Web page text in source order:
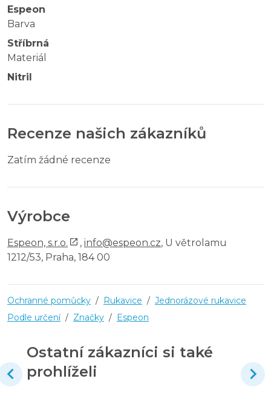
Espeon
Barva
Stříbrná
Materiál
Nitril
Recenze našich zákazníků
Zatím žádné recenze
Výrobce
Espeon, s.r.o. , info@espeon.cz, U větrolamu
1212/53, Praha, 184 00
Ochranné pomůcky / Rukavice / Jednorázové rukavice
Podle určení / Značky / Espeon
Ostatní zákazníci si také
prohlíželi